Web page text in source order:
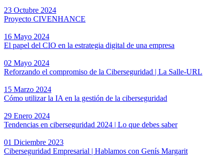
23 Octubre 2024
Proyecto CIVENHANCE
16 Mayo 2024
El papel del CIO en la estrategia digital de una empresa
02 Mayo 2024
Reforzando el compromiso de la Ciberseguridad | La Salle-URL
15 Marzo 2024
Cómo utilizar la IA en la gestión de la ciberseguridad
29 Enero 2024
Tendencias en ciberseguridad 2024 | Lo que debes saber
01 Diciembre 2023
Ciberseguridad Empresarial | Hablamos con Genís Margarit